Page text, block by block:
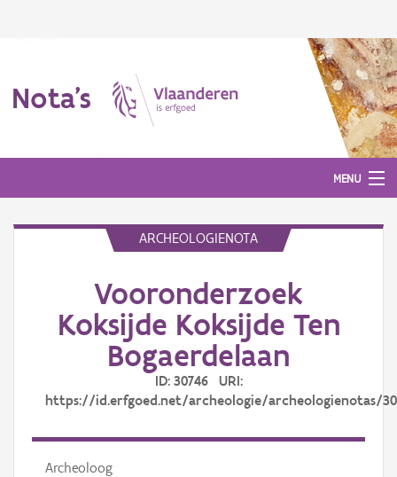
Nota's
MENU
ARCHEOLOGIENOTA
Vooronderzoek
Koksijde Koksijde Ten
Bogaerdelaan
ID: 30746 URI:
https://id.erfgoed.net/archeologie/archeologienotas/
Archeoloog